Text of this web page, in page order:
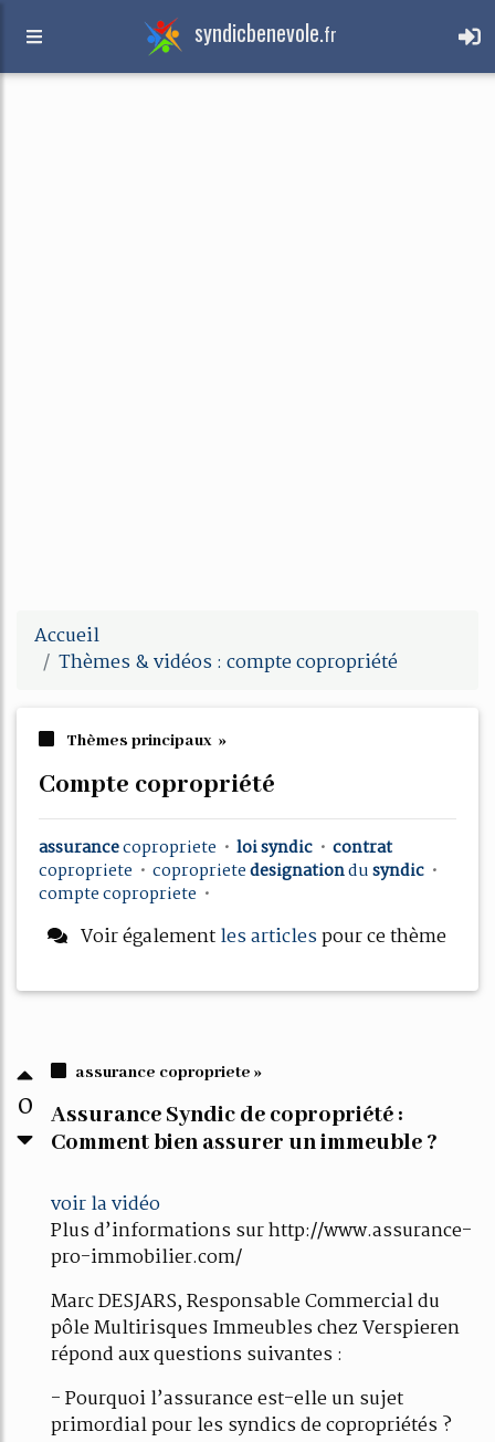
syndicbenevole.fr
Accueil
Thèmes & vidéos : compte copropriété
Thèmes principaux »
compte copropriété
assurancecopropriete • loi syndic • contrat
copropriete • coproprietedesignationdusyndic •
compte copropriete •
Voir égalementles articlespour ce thème
0
assurance copropriete »
Assurance Syndic de copropriété :
Comment bien assurer un immeuble ?
voir la vidéo
Plus d’informations sur http://www.assurance-
pro-immobilier.com/
Marc DESJARS, Responsable Commercial du
pôle Multirisques Immeubles chez Verspieren
répond aux questions suivantes :
- Pourquoi l’assurance est-elle un sujet
primordial pour les syndics de copropriétés ?